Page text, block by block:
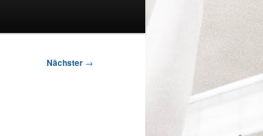
Nächster →